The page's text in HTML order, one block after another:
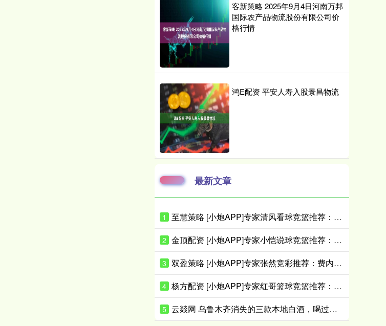
客新策略 2025年9月4日河南万邦
国际农产品物流股份有限公司价
格行情
鸿E配资 平安人寿入股景昌物流
最新文章
1 至慧策略 [小炮APP]专家清风看球竞篮推荐：飞马完成复仇
2 金顶配资 [小炮APP]专家小恺说球竞篮推荐：梦想守住主场
3 双盈策略 [小炮APP]专家张然竞彩推荐：费内巴切大胜对手
4 杨方配资 [小炮APP]专家红哥篮球竞篮推荐：水星难出大分
5 云燚网 乌鲁木齐消失的三款本地白酒，喝过的人都已经是当爷爷的人了吧？